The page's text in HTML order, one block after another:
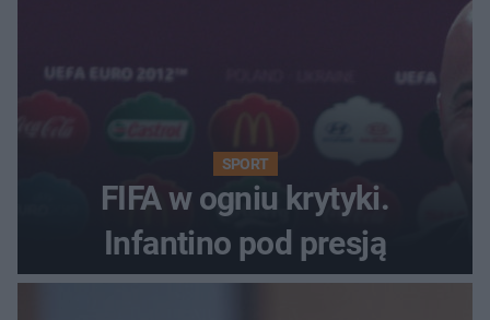
SPORT
FIFA w ogniu krytyki.
Infantino pod presją